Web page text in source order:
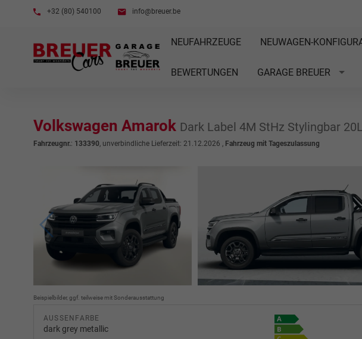
+32 (80) 540100 info@breuer.be
NEUFAHRZEUGE NEUWAGEN-
BEWERTUNGEN GARAGE BREUER
Volkswagen Amarok Dark Label 4M StHz Stylingbar
Fahrzeugnr.: 133390, unverbindliche Lieferzeit: 21.12.2026 , Fahrzeug mit Tageszulassung
Beispielbilder, ggf. teilweise mit Sonderausstattung
AUSSENFARBE
dark grey metallic